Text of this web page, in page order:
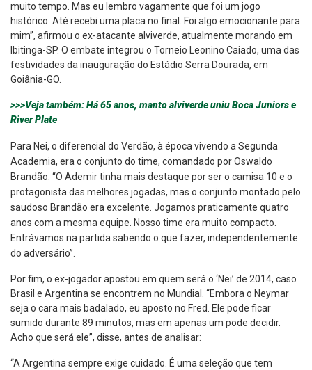
muito tempo. Mas eu lembro vagamente que foi um jogo
histórico. Até recebi uma placa no final. Foi algo emocionante para
mim”, afirmou o ex-atacante alviverde, atualmente morando em
Ibitinga-SP. O embate integrou o Torneio Leonino Caiado, uma das
festividades da inauguração do Estádio Serra Dourada, em
Goiânia-GO.
>>>Veja também: Há 65 anos, manto alviverde uniu Boca Juniors e
River Plate
Para Nei, o diferencial do Verdão, à época vivendo a Segunda
Academia, era o conjunto do time, comandado por Oswaldo
Brandão. “O Ademir tinha mais destaque por ser o camisa 10 e o
protagonista das melhores jogadas, mas o conjunto montado pelo
saudoso Brandão era excelente. Jogamos praticamente quatro
anos com a mesma equipe. Nosso time era muito compacto.
Entrávamos na partida sabendo o que fazer, independentemente
do adversário”.
Por fim, o ex-jogador apostou em quem será o ‘Nei’ de 2014, caso
Brasil e Argentina se encontrem no Mundial. “Embora o Neymar
seja o cara mais badalado, eu aposto no Fred. Ele pode ficar
sumido durante 89 minutos, mas em apenas um pode decidir.
Acho que será ele”, disse, antes de analisar:
“A Argentina sempre exige cuidado. É uma seleção que tem